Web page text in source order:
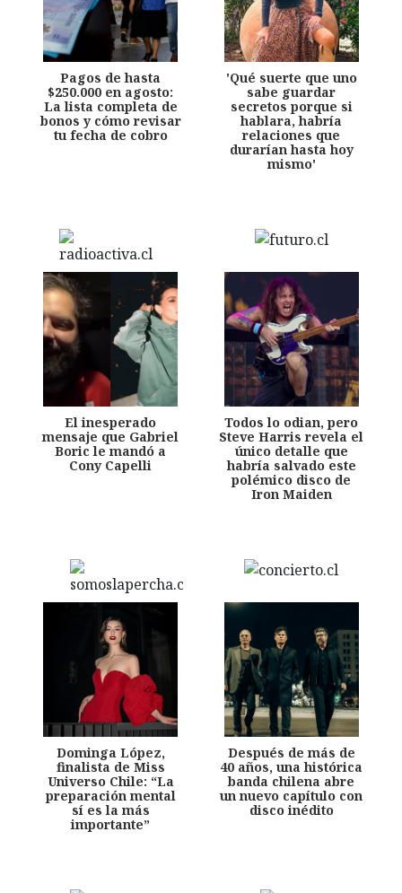
Pagos de hasta
$250.000 en agosto:
La lista completa de
bonos y cómo revisar
tu fecha de cobro
'Qué suerte que uno
sabe guardar
secretos porque si
hablara, habría
relaciones que
durarían hasta hoy
mismo'
El inesperado
mensaje que Gabriel
Boric le mandó a
Cony Capelli
Todos lo odian, pero
Steve Harris revela el
único detalle que
habría salvado este
polémico disco de
Iron Maiden
Dominga López,
finalista de Miss
Universo Chile: “La
preparación mental
sí es la más
importante”
Después de más de
40 años, una histórica
banda chilena abre
un nuevo capítulo con
disco inédito